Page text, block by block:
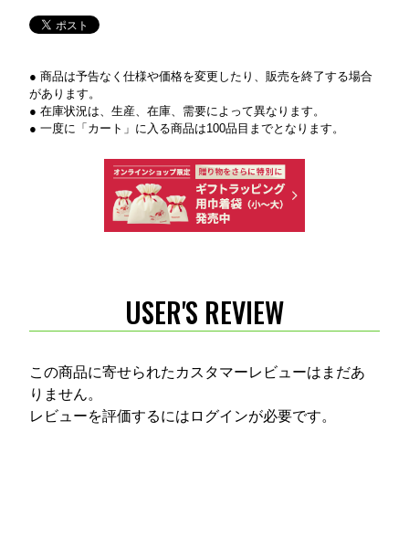
● 商品は予告なく仕様や価格を変更したり、販売を終了する場合
があります。
● 在庫状況は、生産、在庫、需要によって異なります。
● 一度に「カート」に入る商品は100品目までとなります。
USER'S REVIEW
この商品に寄せられたカスタマーレビューはまだあ
りません。
レビューを評価するには ログインが必要です。